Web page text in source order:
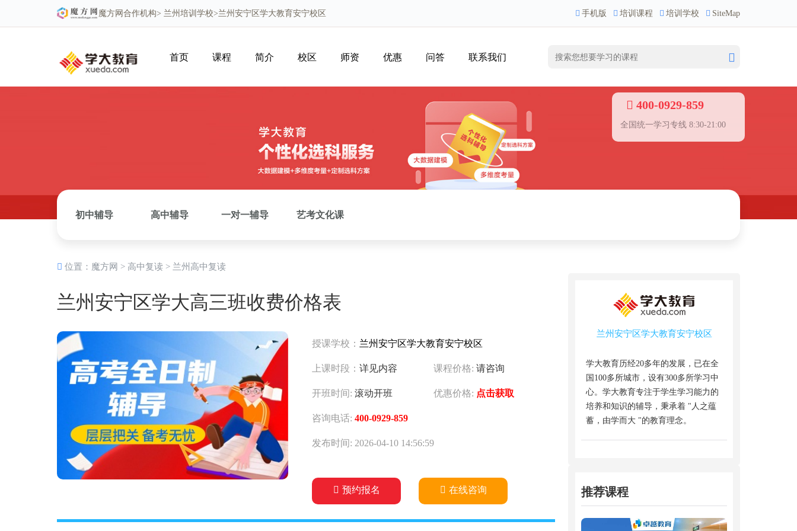
手机版 培训课程 培训学校 SiteMap
魔方网 合作机构> 兰州培训学校>兰州安宁区学大教育安宁校区
首页 课程 简介 校区 师资 优惠 问答 联系我们
400-0929-859
全国统一学习专线 8:30-21:00
初中辅导 高中辅导 一对一辅导 艺考文化课
位置： 魔方网 > 高中复读 > 兰州高中复读
兰州安宁区学大高三班收费价格表
授课学校： 兰州安宁区学大教育安宁校区
上课时段： 详见内容 课程价格: 请咨询
开班时间: 滚动开班 优惠价格: 点击获取
咨询电话: 400-0929-859
发布时间: 2026-04-10 14:56:59
预约报名 在线咨询
兰州安宁区学大教育安宁校区
学大教育历经20多年的发展，已在全
国100多所城市，设有300多所学习中
心。学大教育专注于学生学习能力的
培养和知识的辅导，秉承着 "人之蕴
蓄，由学而大 "的教育理念。
推荐课程